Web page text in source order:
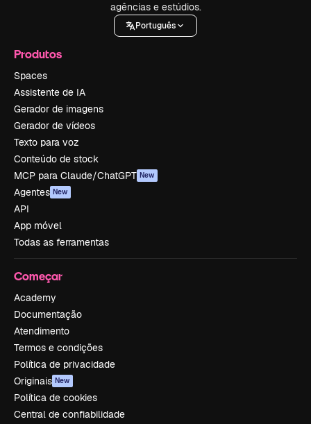
agências e estúdios.
Português
Produtos
Spaces
Assistente de IA
Gerador de imagens
Gerador de vídeos
Texto para voz
Conteúdo de stock
MCP para Claude/ChatGPT New
Agentes New
API
App móvel
Todas as ferramentas
Começar
Academy
Documentação
Atendimento
Termos e condições
Política de privacidade
Originais New
Política de cookies
Central de confiabilidade